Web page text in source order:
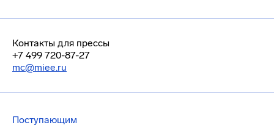
Контакты для прессы
+7 499 720-87-27
mc@miee.ru
Поступающим